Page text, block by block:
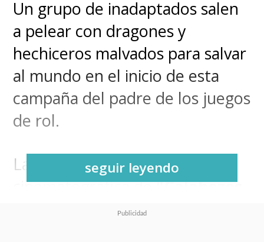
Un grupo de inadaptados salen
a pelear con dragones y
hechiceros malvados para salvar
al mundo en el inicio de esta
campaña del padre de los juegos
de rol.
La nueva versión
cinematográfica de"Calabozos
y Dragones" (Dungeons and
seguir leyendo